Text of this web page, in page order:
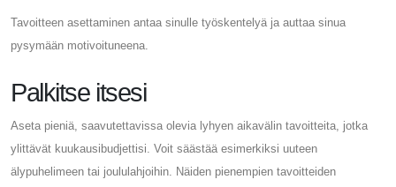
Tavoitteen asettaminen antaa sinulle työskentelyä ja auttaa sinua
pysymään motivoituneena.
Palkitse itsesi
Aseta pieniä, saavutettavissa olevia lyhyen aikavälin tavoitteita, jotka
ylittävät kuukausibudjettisi. Voit säästää esimerkiksi uuteen
älypuhelimeen tai joululahjoihin. Näiden pienempien tavoitteiden